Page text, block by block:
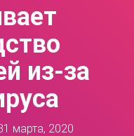
из-за
марта, 2020